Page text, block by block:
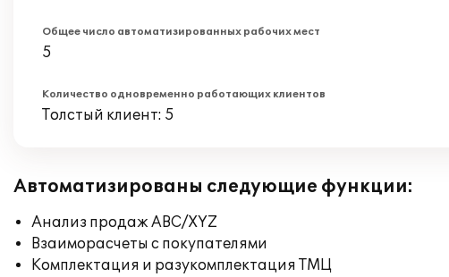
Общее число автоматизированных рабочих мест
5
Количество одновременно работающих клиентов
Толстый клиент: 5
Автоматизированы следующие функции:
Анализ продаж ABC/XYZ
Взаиморасчеты с покупателями
Комплектация и разукомплектация ТМЦ